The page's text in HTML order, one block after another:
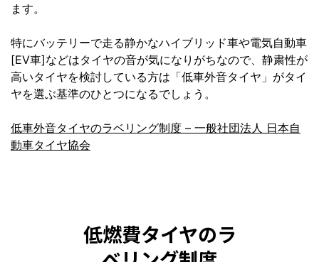
ます。
特にバッテリーで走る静かなハイブリッド車や電気自動車
[EV車]などはタイヤの音が気になりがちなので、静粛性が
高いタイヤを検討している方は「低車外音タイヤ」がタイ
ヤを選ぶ基準のひとつになるでしょう。
低車外音タイヤのラベリング制度 – 一般社団法人 日本自
動車タイヤ協会
低燃費タイヤのラ